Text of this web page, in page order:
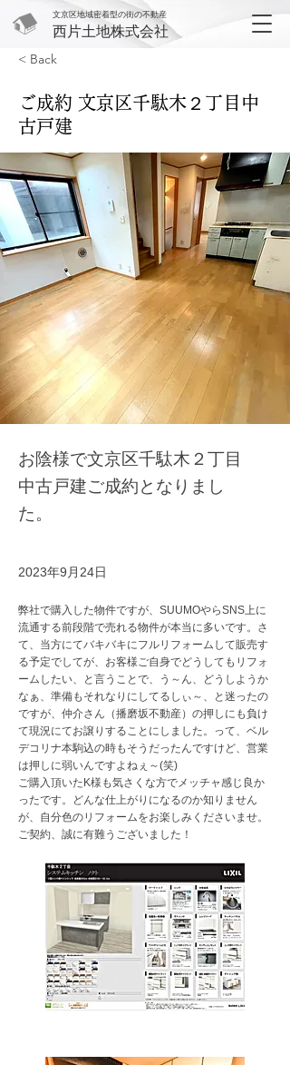
文京区地域密着型の街の不動産
西片土地株式会社
< Back
ご成約 文京区千駄木２丁目中
古戸建
お陰様で文京区千駄木２丁目
中古戸建ご成約となりまし
た。
2023年9月24日
弊社で購入した物件ですが、SUUMOやらSNS上に
流通する前段階で売れる物件が本当に多いです。さ
て、当方にてバキバキにフルリフォームして販売す
る予定でしてが、お客様ご自身でどうしてもリフォ
ームしたい、と言うことで、う～ん、どうしようか
なぁ、準備もそれなりにしてるしぃ～、と迷ったの
ですが、仲介さん（播磨坂不動産）の押しにも負け
て現況にてお譲りすることにしました。って、ベル
デコリナ本駒込の時もそうだったんですけど、営業
は押しに弱いんですよねぇ～(笑)
ご購入頂いたK様も気さくな方でメッチャ感じ良か
ったです。どんな仕上がりになるのか知りません
が、自分色のリフォームをお楽しみくださいませ。
ご契約、誠に有難うございました！